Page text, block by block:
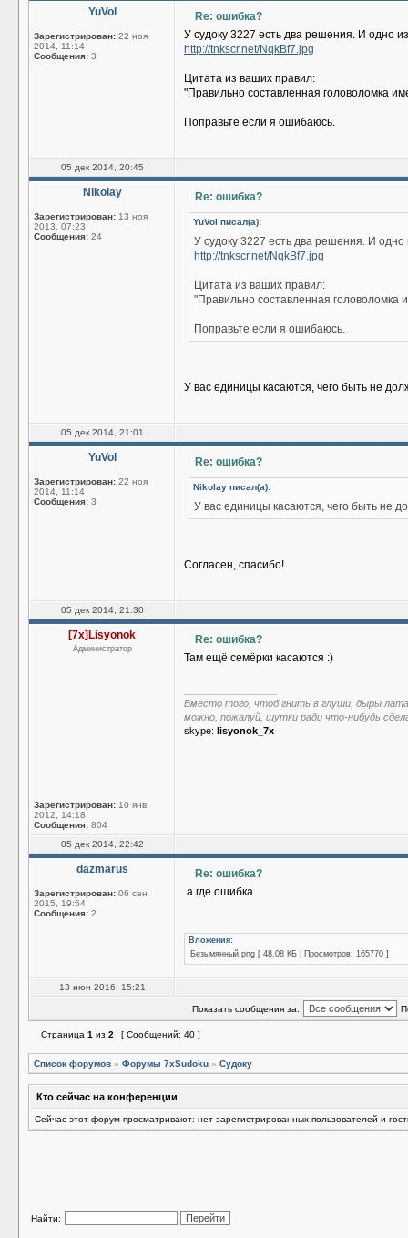
YuVol
Зарегистрирован: 22 ноя
2014, 11:14
Сообщения: 3
Re: ошибка?
У судоку 3227 есть два решения. И одно
http://tnkscr.net/NqkBf7.jpg
Цитата из ваших правил:
"Правильно составленная головоломка
Поправьте если я ошибаюсь.
05 дек 2014, 20:45
Nikolay
Зарегистрирован: 13 ноя
2013, 07:23
Сообщения: 24
Re: ошибка?
YuVol писал(а):
У судоку 3227 есть два решения. И
http://tnkscr.net/NqkBf7.jpg
Цитата из ваших правил:
"Правильно составленная головоломка
Поправьте если я ошибаюсь.
У вас единицы касаются, чего быть не
05 дек 2014, 21:01
YuVol
Зарегистрирован: 22 ноя
2014, 11:14
Сообщения: 3
Re: ошибка?
Nikolay писал(а):
У вас единицы касаются, чего быть не
Согласен, спасибо!
05 дек 2014, 21:30
[7x]Lisyonok
Администратор
Зарегистрирован: 10 янв
2012, 14:18
Сообщения: 804
Re: ошибка?
Там ещё семёрки касаются :)
Вместо того, чтоб гнить в глуши, дыры
можно, пожалуй, шутки ради что-нибудь
skype: lisyonok_7x
05 дек 2014, 22:42
dazmarus
Зарегистрирован: 06 сен
2015, 19:54
Сообщения: 2
Re: ошибка?
а где ошибка
Вложения:
Безымянный.png [ 48.08 КБ | Просмотров: 165770 ]
13 июн 2016, 15:21
Показать сообщения за:
Страница 1 из 2 [ Сообщений: 40 ]
Список форумов » Форумы 7xSudoku » Судоку
Кто сейчас на конференции
Сейчас этот форум просматривают: нет зарегистрированных пользователей и
Найти: